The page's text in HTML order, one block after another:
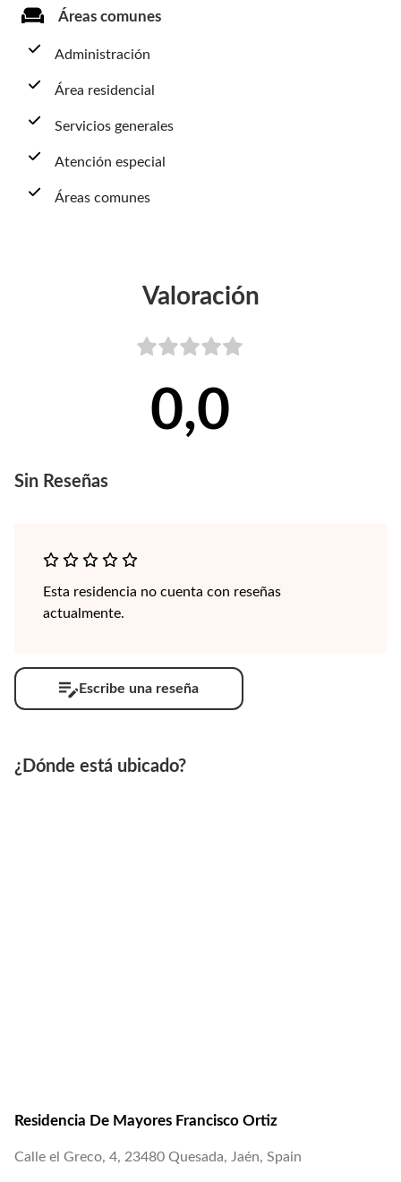
Áreas comunes
Administración
Área residencial
Servicios generales
Atención especial
Áreas comunes
Valoración
0,0
Sin Reseñas
Esta residencia no cuenta con reseñas
actualmente.
Escribe una reseña
¿Dónde está ubicado?
Residencia De Mayores Francisco Ortiz
Calle el Greco, 4, 23480 Quesada, Jaén, Spain